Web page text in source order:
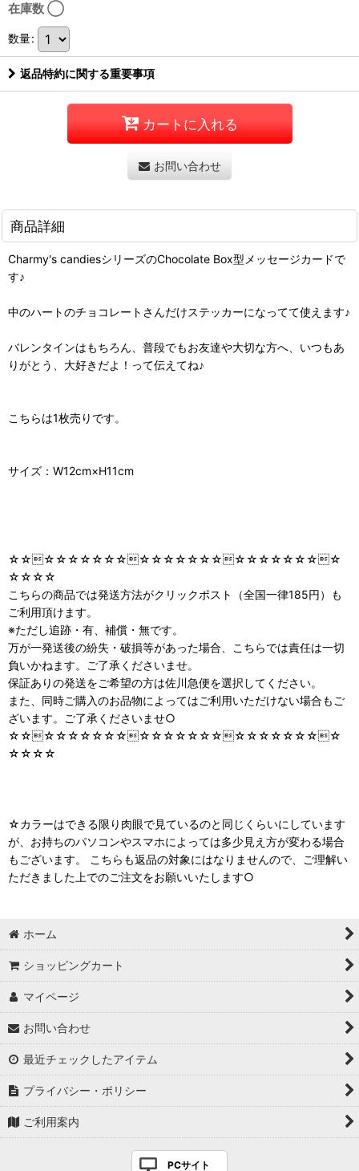
在庫数 ◯
数量:
返品特約に関する重要事項
カートに入れる
お問い合わせ
商品詳細
Charmy's candiesシリーズのChocolate Box型メッセージカードで
す♪
中のハートのチョコレートさんだけステッカーになってて使えます♪
バレンタインはもちろん、普段でもお友達や大切な方へ、いつもあ
りがとう、大好きだよ！って伝えてね♪
こちらは1枚売りです。
サイズ：W12cm×H11cm
☆☆☆☆☆☆☆☆☆☆☆☆☆☆☆☆☆☆☆☆☆☆☆☆
☆☆☆☆
こちらの商品では発送方法がクリックポスト（全国一律185円）も
ご利用頂けます。
※ただし追跡・有、補償・無です。
万が一発送後の紛失・破損等があった場合、こちらでは責任は一切
負いかねます。ご了承くださいませ。
保証ありの発送をご希望の方は佐川急便を選択してください。
また、同時ご購入のお品物によってはご利用いただけない場合もご
ざいます。ご了承くださいませ○
☆☆☆☆☆☆☆☆☆☆☆☆☆☆☆☆☆☆☆☆☆☆☆☆
☆☆☆☆
☆カラーはできる限り肉眼で見ているのと同じくらいにしています
が、お持ちのパソコンやスマホによっては多少見え方が変わる場合
もございます。 こちらも返品の対象にはなりませんので、ご理解い
ただきました上でのご注文をお願いいたします○
ホーム
ショッピングカート
マイページ
お問い合わせ
最近チェックしたアイテム
プライバシー・ポリシー
ご利用案内
PCサイト